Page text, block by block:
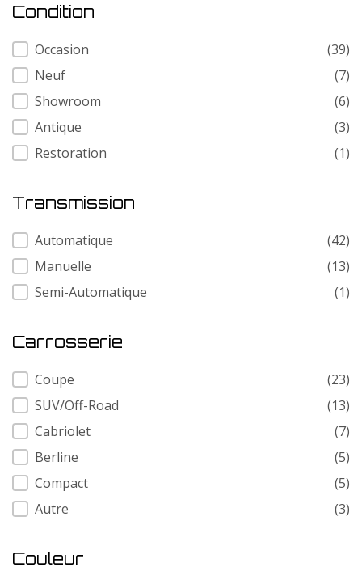
Condition
Condition
Occasion
(39)
Neuf
(7)
Showroom
(6)
Antique
(3)
Restoration
(1)
Transmission
Transmission
Automatique
(42)
Manuelle
(13)
Semi-Automatique
(1)
Carrosserie
Carrosserie
Coupe
(23)
SUV/Off-Road
(13)
Cabriolet
(7)
Berline
(5)
Compact
(5)
Autre
(3)
Couleur